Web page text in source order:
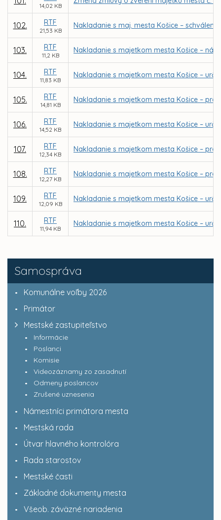
Samospráva
Komunálne voľby 2026
Primátor
Mestské zastupiteľstvo
Informácie
Poslanci
Komisie
Videozáznamy zo zasadnutí
Odmeny poslancov
Zrušené uznesenia
Námestníci primátora mesta
Mestská rada
Útvar hlavného kontrolóra
Rada starostov
Mestské časti
Základné dokumenty mesta
Všeob. záväzné nariadenia
14,02 KB
102. RTF
21,53 KB
Nakladanie s maj. mesta Košice –
103. RTF
11,2 KB
Nakladanie s majetkom mesta Košice –
104. RTF
11,83 KB
Nakladanie s majetkom mesta Košice –
105. RTF
14,81 KB
Nakladanie s majetkom mesta Košice –
106. RTF
14,52 KB
Nakladanie s majetkom mesta Košice –
107. RTF
12,34 KB
Nakladanie s majetkom mesta Košice –
108. RTF
12,27 KB
Nakladanie s majetkom mesta Košice –
109. RTF
12,09 KB
Nakladanie s majetkom mesta Košice –
110. RTF
11,94 KB
Nakladanie s majetkom mesta Košice –